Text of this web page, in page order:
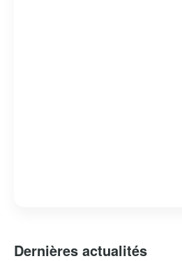
Dernières actualités